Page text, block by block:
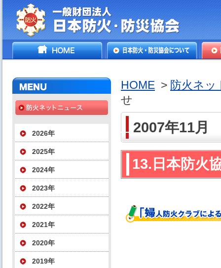
一般財団法人日本防火・防
HOME
2026年
2025年
2024年
2023年
2022年
2021年
2020年
2019年
HOME > 防火ネッ
せ
2007年11月
13.日本防火